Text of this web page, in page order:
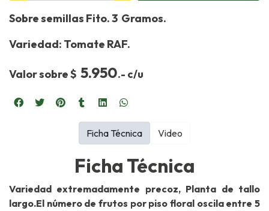
Sobre semillas Fito. 3 Gramos.
Variedad: Tomate RAF.
Valor sobre $ 5.950.- c/u
Ficha Técnica
Variedad extremadamente precoz, Planta de tallo
largo.El número de frutos por piso floral oscila entre 5
Ficha Técnica Video